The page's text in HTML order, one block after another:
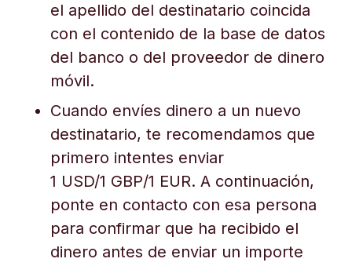
el apellido del destinatario coincida
con el contenido de la base de datos
del banco o del proveedor de dinero
móvil.
Cuando envíes dinero a un nuevo
destinatario, te recomendamos que
primero intentes enviar
1 USD/1 GBP/1 EUR. A continuación,
ponte en contacto con esa persona
para confirmar que ha recibido el
dinero antes de enviar un importe